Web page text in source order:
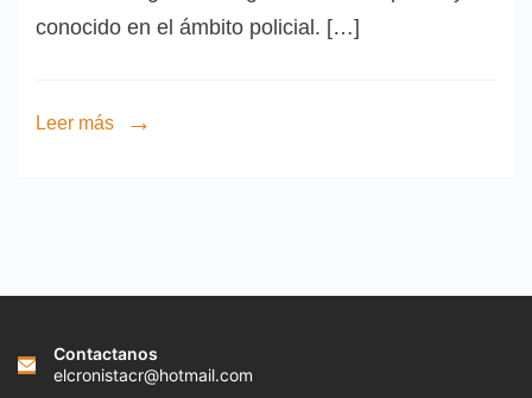
conocido en el ámbito policial. […]
Leer más
Contactanos
elcronistacr@hotmail.com